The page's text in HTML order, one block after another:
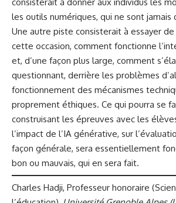
les outils numériques, qui ne sont jamais
Une autre piste consisterait à essayer
cette occasion, comment fonctionne
et, d’une façon plus large, comment
questionnant, derrière les problèmes
fonctionnement des mécanismes
proprement éthiques. Ce qui pourra se
construisant les épreuves avec les
l’impact de l’IA générative, sur
façon générale, sera essentiellement
bon ou mauvais, qui en sera fait.
Charles Hadji, Professeur honoraire